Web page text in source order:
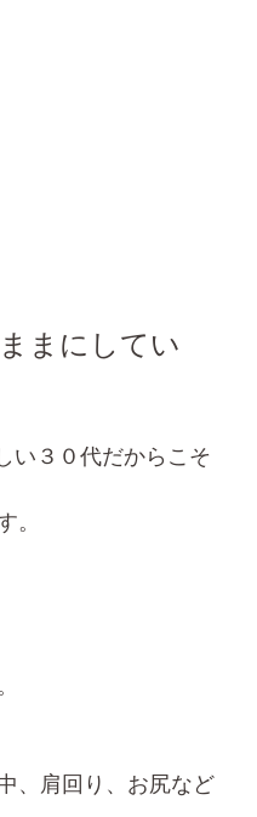
まにしてい
い３０代だからこそ
。
、肩回り、お尻など